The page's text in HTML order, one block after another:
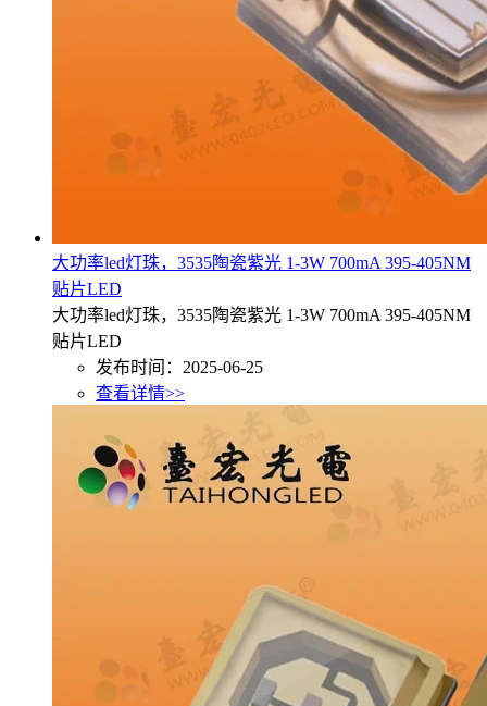
大功率led灯珠，3535陶瓷紫光 1-3W 700mA 395-405NM
贴片LED
大功率led灯珠，3535陶瓷紫光 1-3W 700mA 395-405NM
贴片LED
发布时间：2025-06-25
查看详情>>